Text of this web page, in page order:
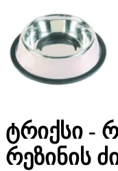
ტრიქსი -
რეზინის